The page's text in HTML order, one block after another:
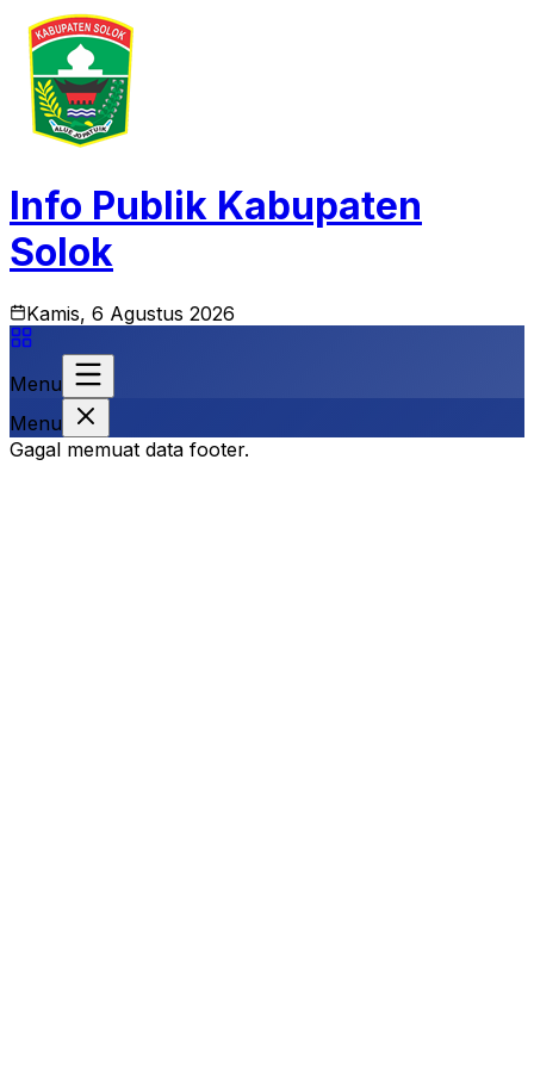
Info Publik Kabupaten
Solok
Kamis, 6 Agustus 2026
Menu
Menu
Gagal memuat data footer.